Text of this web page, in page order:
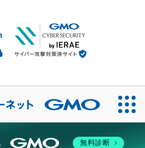
無料診断